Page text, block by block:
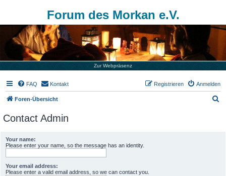
Forum des Morkan e.V.
Zur Webpräsenz
FAQ Kontakt Anmelden
Registrieren
Foren-Übersicht
Contact Admin
Your name:
Please enter your name, so the message has an identity.
Your email address:
Please enter a valid email address, so we can contact you.